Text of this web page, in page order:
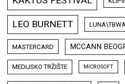
LEO BURNETT
MASTERCARD MCCANN
MEDIJSKO TRŽIŠTE MICROSOFT